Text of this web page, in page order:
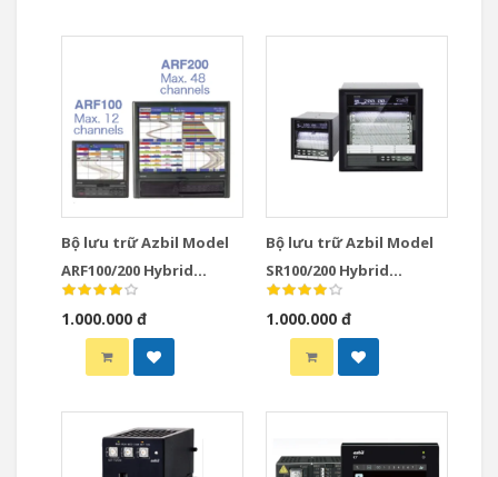
Bộ lưu trữ Azbil Model
ARF100/200 Hybrid
Recorders
1.000.000 đ
Bộ lưu trữ Azbil Model
SR100/200 Hybrid
Recorders
1.000.000 đ